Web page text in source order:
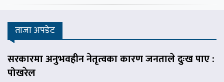
ताजा अपडेट
सरकारमा अनुभवहीन नेतृत्वका कारण जनताले दुःख पाए :
पोखरेल